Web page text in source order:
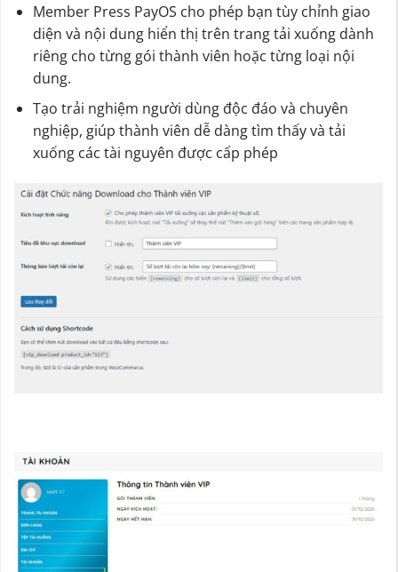
Member Press PayOS cho phép bạn tùy chỉnh giao
diện và nội dung hiển thị trên trang tải xuống dành
riêng cho từng gói thành viên hoặc từng loại nội
dung.
Tạo trải nghiệm người dùng độc đáo và chuyên
nghiệp, giúp thành viên dễ dàng tìm thấy và tải
xuống các tài nguyên được cấp phép